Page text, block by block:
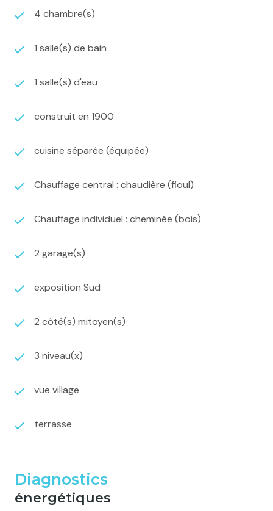
4 chambre(s)
1 salle(s) de bain
1 salle(s) d'eau
construit en 1900
cuisine séparée (équipée)
Chauffage central : chaudière (fioul)
Chauffage individuel : cheminée (bois)
2 garage(s)
exposition Sud
2 côté(s) mitoyen(s)
3 niveau(x)
vue village
terrasse
Diagnostics
énergétiques